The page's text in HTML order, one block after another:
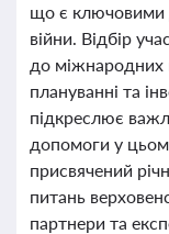
що є ключовими
війни. Відбір
до міжнародних
плануванні та
підкреслює
допомоги у
присвячений
питань
партнери та